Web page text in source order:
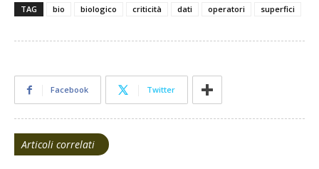
TAG bio biologico criticità dati operatori superfici
Facebook Twitter
Articoli correlati